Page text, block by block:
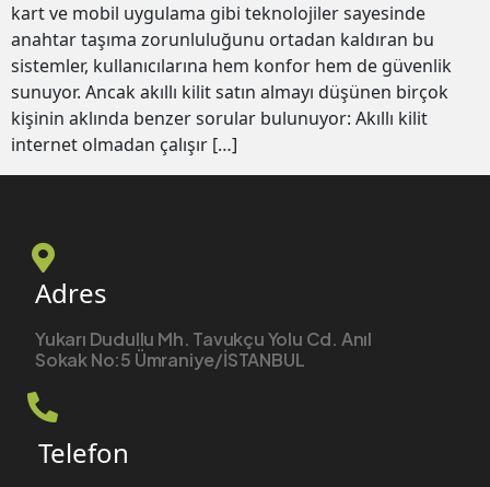
kart ve mobil uygulama gibi teknolojiler sayesinde
anahtar taşıma zorunluluğunu ortadan kaldıran bu
sistemler, kullanıcılarına hem konfor hem de güvenlik
sunuyor. Ancak akıllı kilit satın almayı düşünen birçok
kişinin aklında benzer sorular bulunuyor: Akıllı kilit
internet olmadan çalışır […]
Adres
Yukarı Dudullu Mh. Tavukçu Yolu Cd. Anıl
Sokak No:5 Ümraniye/İSTANBUL
Telefon